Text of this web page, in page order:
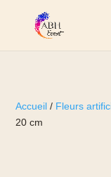
Accueil / Fleurs
20 cm